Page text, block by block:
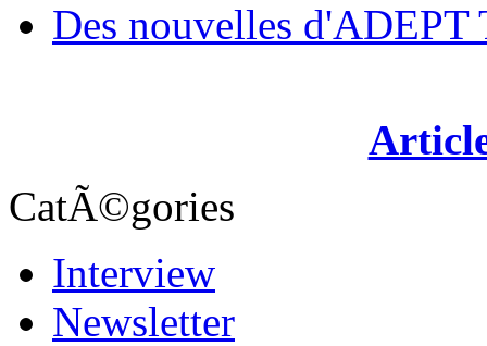
Des nouvelles
CatÃ©gories
Interview
Newsletter